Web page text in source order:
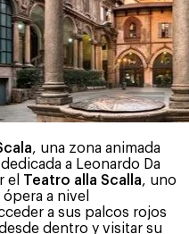
, una zona animada
a Leonardo Da
el Teatro alla Scalla, uno
a nivel
a sus palcos rojos
dentro y visitar su